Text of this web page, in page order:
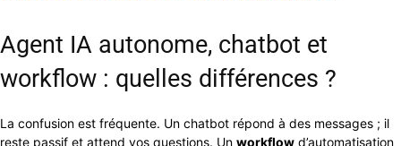
Agent IA autonome, chatbot et
workflow : quelles différences ?
La confusion est fréquente. Un chatbot répond à des messages ; il
reste passif et attend vos questions. Un workflow d’automatisation